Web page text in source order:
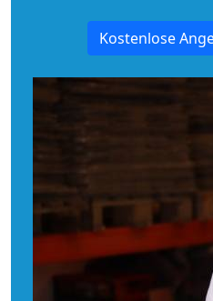
Kostenlose